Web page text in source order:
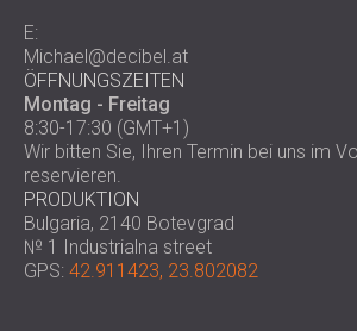
SCHALLSCHUTZ UND
AKUSTIKLÖSUNGEN FÜR
AUDIOLOGIEBEREICH
SCHALLDÄMMUNG UND
AKUSTIKLÖSUNGEN FÜR
RECHENZENTREN
E:
Michael@decibel.at
ÖFFNUNGSZEITEN
Montag - Freitag
8:30-17:30 (GMT+1)
Wir bitten Sie, Ihren Termin bei uns im
reservieren.
PRODUKTION
Bulgaria, 2140 Botevgrad
№ 1 Industrialna street
GPS: 42.911423, 23.802082